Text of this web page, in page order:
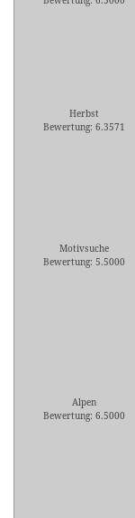
Herbst
Bewertung: 6.3571
Motivsuche
Bewertung: 5.5000
Alpen
Bewertung: 6.5000